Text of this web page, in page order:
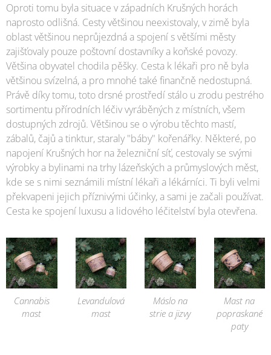
Oproti tomu byla situace v západních Krušných horách
naprosto odlišná. Cesty většinou neexistovaly, v zimě byla
oblast většinou neprůjezdná a spojení s většími městy
zajišťovaly pouze poštovní dostavníky a koňské povozy.
Většina obyvatel chodila pěšky. Cesta k lékaři pro ně byla
většinou svízelná, a pro mnohé také finančně nedostupná.
Právě díky tomu, toto drsné prostředí stálo u zrodu pestrého
sortimentu přírodních léčiv vyráběných z místních, všem
dostupných zdrojů. Většinou se o výrobu těchto mastí,
zábalů, čajů a tinktur, staraly "báby" kořenářky. Některé, po
napojení Krušných hor na železniční síť, cestovaly se svými
výrobky a bylinami na trhy lázeňských a průmyslových měst,
kde se s nimi seznámili místní lékaři a lékárníci. Ti byli velmi
překvapeni jejich příznivými účinky, a sami je začali používat.
Cesta ke spojení luxusu a lidového léčitelství byla otevřena.
Cannabis
mast
Levandulová
mast
Máslo na
strie a jizvy
Mast na
popraskané
paty